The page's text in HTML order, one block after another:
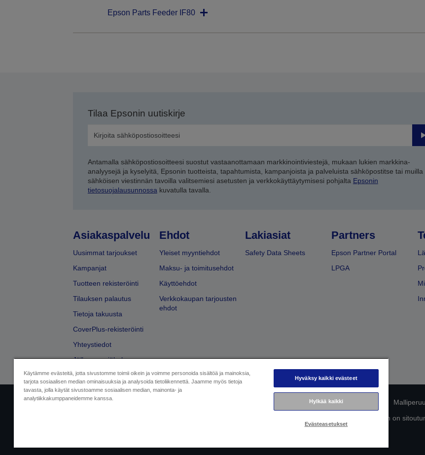
Epson Parts Feeder IF80
Tilaa Epsonin uutiskirje
Antamalla sähköpostiosoitteesi suostut vastaanottamaan markkinointiviestejä, mukaan lukien markkina-
analyysejä ja kyselyitä, Epsonin tuotteista, tapahtumista, kampanjoista ja palveluista sähköpostitse tai muilla
sähköisen viestinnän tavoilla valitsemiesi asetusten ja verkkokäyttäytymisesi pohjalta Epsonin
tietosuojalausunnossakuvatulla tavalla.
Asiakaspalvelu
Uusimmat tarjoukset
Kampanjat
Tuotteen rekisteröinti
Tilauksen palautus
Tietoja takuusta
CoverPlus-rekisteröinti
Yhteystiedot
Jälleenmyyjähaku
Ehdot
Yleiset myyntiehdot
Maksu- ja toimitusehdot
Käyttöehdot
Verkkokaupan tarjousten
ehdot
Lakiasiat
Safety Data Sheets
Partners
Epson Partner Portal
LPGA
Yritystiedot Tietosuojailmoitus
Epson on
Käytämme evästeitä, jotta sivustomme toimii oikein ja voimme personoida sisältöä ja mainoksia,
tarjota sosiaalisen median ominaisuuksia ja analysoida tietoliikennettä. Jaamme myös tietoja
tavasta, jolla käytät sivustoamme sosiaalisen median, mainonta- ja
analytiikkakumppaneidemme kanssa.
Hyväksy kaikki evästeet
Hylkää kaikki
Evästeasetukset